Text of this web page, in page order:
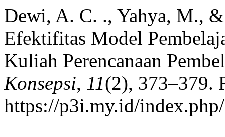
Dewi, A. C. ., Yahya, M.,
Efektifitas Model
Kuliah Perencanaan
Konsepsi, 11(2), 373–379.
https://p3i.my.id/